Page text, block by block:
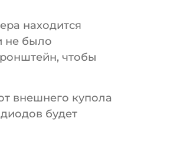
находится
не было
чтобы
внешнего купола
будет